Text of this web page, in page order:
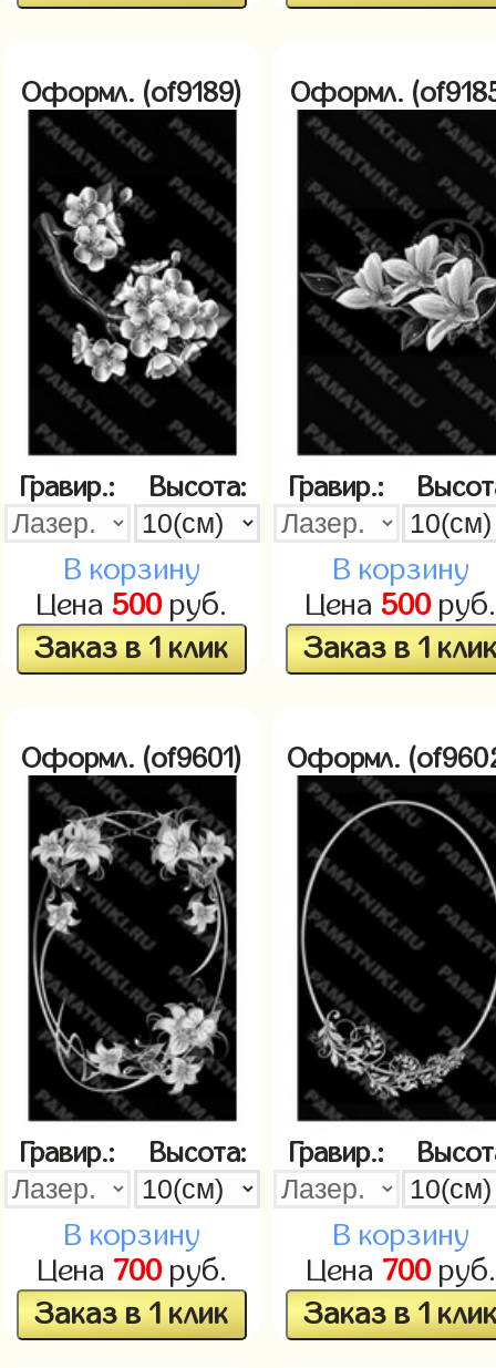
Оформл. (of9189)
Гравир.: Высота:
В корзину
Цена 500руб.
Заказ в 1 клик
Оформл.
Гравир.:
В корзину
Цена 500руб.
Заказ в 1
Оформл. (of9601)
Гравир.: Высота:
В корзину
Цена 700руб.
Заказ в 1 клик
Оформл.
Гравир.:
В корзину
Цена 700руб.
Заказ в 1